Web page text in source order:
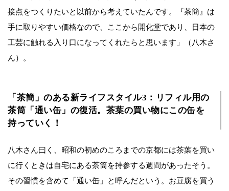
接点をつくりたいと以前から考えていたんです。『茶簡』は
手に取りやすい価格なので、ここから開化堂であり、日本の
工芸に触れる入り口になってくれたらと思います」（八木さ
ん）。
「茶簡」のある新ライフスタイル3：リフィル用の
茶筒「通い缶」の復活。茶葉の買い物にこの缶を
持っていく！
八木さん曰く、昭和の初めのころまでの京都には茶葉を買い
に行くときは自宅にある茶筒を持参する週間があったそう。
その習慣を含めて「通い缶」と呼んだという。お豆腐を買う